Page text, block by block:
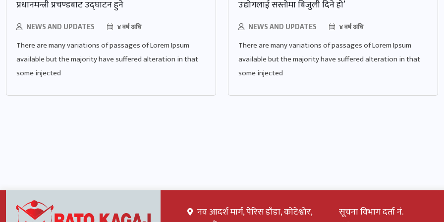
प्रधानमन्त्री प्रचण्डबाट उद्घाटन हुने
NEWS AND UPDATES ४ वर्ष अघि
There are many variations of passages of Lorem Ipsum
available but the majority have suffered alteration in that
some injected
उद्योगलाई सस्तोमा बिजुली दिने हो’
NEWS AND UPDATES ४ वर्ष अघि
There are many variations of passages of Lorem Ipsum
available but the majority have suffered alteration in that
some injected
नव आदर्श मार्ग, पेरिस डाँडा, कोटेश्वोर,
सूचना विभाग दर्ता नं.